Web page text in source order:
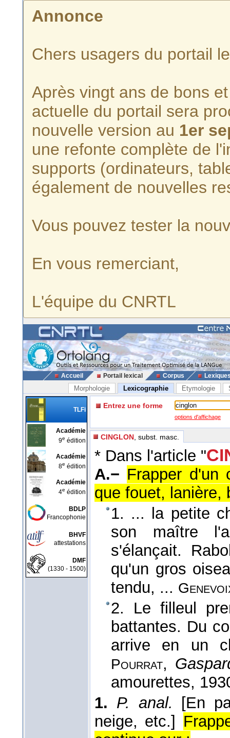
Annonce
Chers usagers du portail
Après vingt ans de bons
actuelle du portail sera
nouvelle version au 1er
une refonte complète de
supports (ordinateurs,
également de nouvelles
Vous pouvez tester la
En vous remerciant,
L'équipe du CNRTL
Accueil Portail lexical Corpus
Morphologie Lexicographie Etymologie
TLFi
Académie
9e édition
Académie
8e édition
Académie
4e édition
BDLP
Francophonie
BHVF
attestations
DMF
(1330 - 1500)
Entrez une forme
options d'affichage
CINGLON , subst. masc.
* Dans l'article "
A.− Frapper d'un
que fouet, lanière,
1. ... la petite
son maître
s'élançait.
qu'un gros
tendu, ...
2. Le filleul
battantes. Du
arrive en un
Pourrat,
amourettes,
1. P. anal.
[En
neige, etc.]